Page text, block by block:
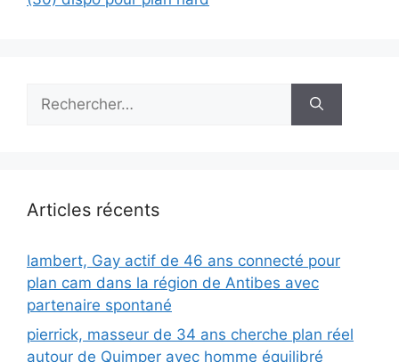
Articles récents
lambert, Gay actif de 46 ans connecté pour
plan cam dans la région de Antibes avec
partenaire spontané
pierrick, masseur de 34 ans cherche plan réel
autour de Quimper avec homme équilibré